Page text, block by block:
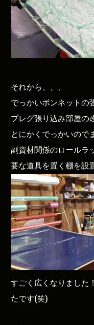
それから、、、
でっかいボンネットの
プレグ張り込み部屋の
とにかくでっかいので
副資材関係のロールラ
要な道具を置く棚を設
すごく広くなりました
たです(笑)